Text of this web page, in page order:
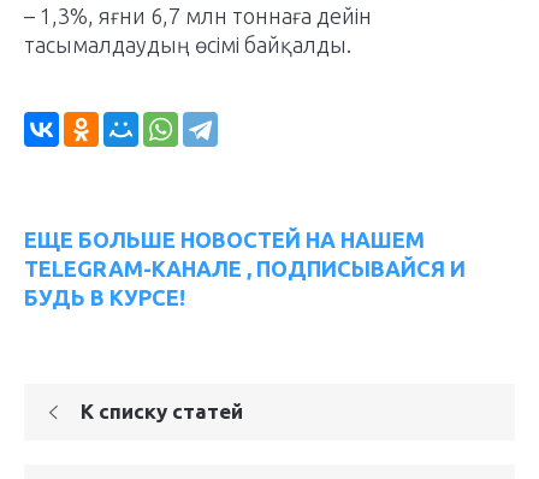
– 1,3%, яғни 6,7 млн тоннаға дейін
тасымалдаудың өсімі байқалды.
ЕЩЕ БОЛЬШЕ НОВОСТЕЙ НА НАШЕМ
TELEGRAM-КАНАЛЕ , ПОДПИСЫВАЙСЯ И
БУДЬ В КУРСЕ!
К списку статей